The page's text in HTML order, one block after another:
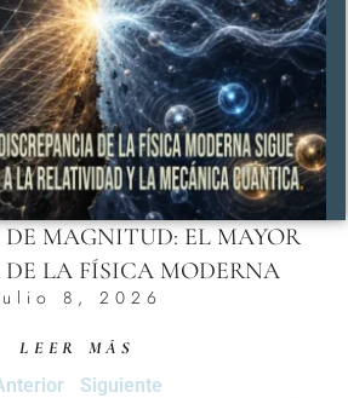
DE MAGNITUD: EL MAYOR
DE LA FÍSICA MODERNA
8, 2026
LEER MÁS
Siguiente